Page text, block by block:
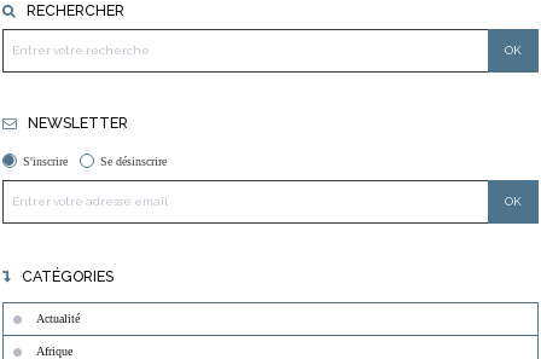
RECHERCHER
NEWSLETTER
S'inscrire Se désinscrire
CATÉGORIES
Actualité
Afrique